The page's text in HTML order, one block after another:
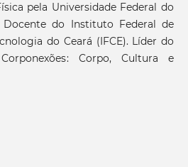
pela Universidade Federal do
do Instituto Federal de
do Ceará (IFCE). Líder do
Corpo, Cultura e